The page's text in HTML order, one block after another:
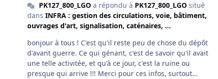
PK127_800_LGOa répondu à PK127_800_LGOsitué
dans INFRA : gestion des circulations, voie, bâtiment,
ouvrages d'art, signalisation, caténaires, ...
bonjour à tous ! C'est qu'il reste peu de chose du dépôt
d'avant guerre. Ce qui génant, c'est de savoir qu'il avait
une telle activitée, et qu'à ce jour, c'est la ruine ou
presque qui arrive !!! Merci pour ces infos, surtout